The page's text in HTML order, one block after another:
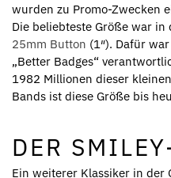
wurden zu Promo-Zwecken
Die beliebteste Größe war
25mm Button (1″). Dafür
„Better Badges“
1982 Millionen dieser
Bands ist diese Größe bis
DER
Ein weiterer Klassiker in der